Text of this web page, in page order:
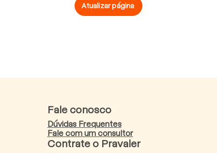
Atualizar página
Fale conosco
Dúvidas Frequentes
Fale com um consultor
Contrate o Pravaler